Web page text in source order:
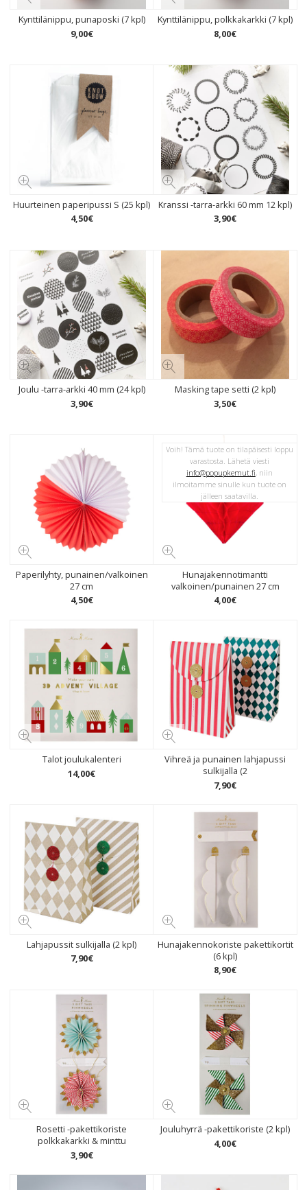
Kynttilänippu, punaposki (7 kpl)
9,00€
Kynttilänippu, polkkakarkki (7 kpl)
8,00€
Huurteinen paperipussi S (25 kpl)
4,50€
Kranssi -tarra-arkki 60 mm 12 kpl)
3,90€
Joulu -tarra-arkki 40 mm (24 kpl)
3,90€
Masking tape setti (2 kpl)
3,50€
Paperilyhty, punainen/valkoinen
27 cm
4,50€
Hunajakennotimantti
valkoinen/punainen 27 cm
4,00€
Voih! Tämä tuote on tilapäisesti loppu
varastosta. Lähetä viesti
info@popupkemut.fi, niin
ilmoitamme sinulle kun tuote on
jälleen saatavilla.
Talot joulukalenteri
14,00€
Vihreä ja punainen lahjapussi
sulkijalla (2
7,90€
Lahjapussit sulkijalla (2 kpl)
7,90€
Hunajakennokoriste pakettikortit
(6 kpl)
8,90€
Rosetti -pakettikoriste
polkkakarkki & minttu
3,90€
Jouluhyrrä -pakettikoriste (2 kpl)
4,00€